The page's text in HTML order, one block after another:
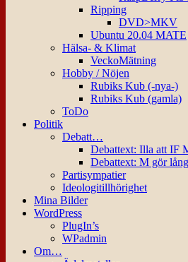
Ripping
DVD>MKV
Ubuntu 20.04 MATE
Hälsa- & Klimat
VeckoMätning
Hobby / Nöjen
Rubiks Kub (-nya-)
Rubiks Kub (gamla)
ToDo
Politik
Debatt…
Debattext: Illa att IF
Debattext: M gör
Partisympatier
Ideologitillhörighet
Mina Bilder
WordPress
PlugIn’s
WPadmin
Om…